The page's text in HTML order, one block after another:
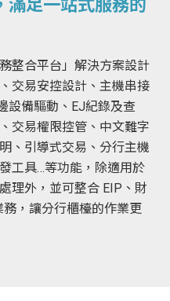
滿足一站式服務的
整合平台」解決方案設計
交易安控設計、主機串接
設備驅動、EJ紀錄及查
交易權限控管、中文難字
、引導式交易、分行主機
工具…等功能，除適用於
理外，並可整合 EIP、財
，讓分行櫃檯的作業更